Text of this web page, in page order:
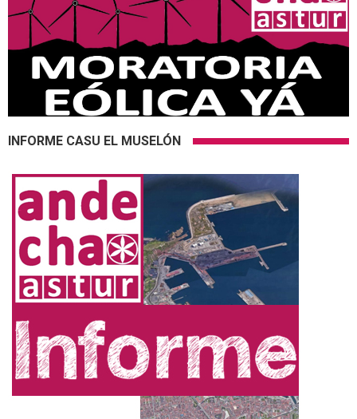
INFORME CASU EL MUSELÓN